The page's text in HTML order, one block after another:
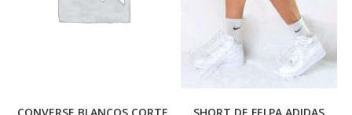
CONVERSE BLANCOS CORTE
SHORT DE FELPA ADIDAS